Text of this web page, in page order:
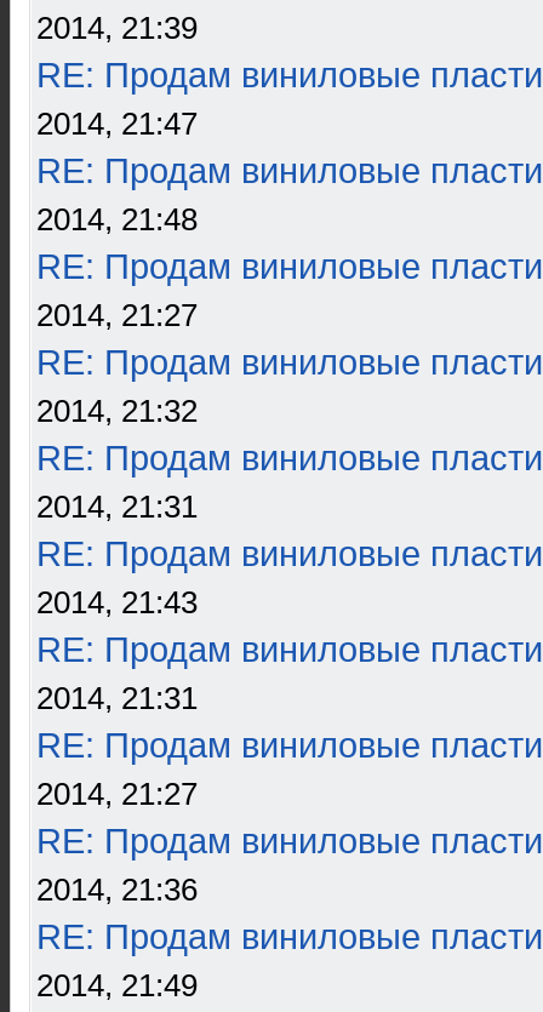
2014, 21:39
RE: Продам виниловые
2014, 21:47
RE: Продам виниловые
2014, 21:48
RE: Продам виниловые
2014, 21:27
RE: Продам виниловые
2014, 21:32
RE: Продам виниловые
2014, 21:31
RE: Продам виниловые
2014, 21:43
RE: Продам виниловые
2014, 21:31
RE: Продам виниловые
2014, 21:27
RE: Продам виниловые
2014, 21:36
RE: Продам виниловые
2014, 21:49